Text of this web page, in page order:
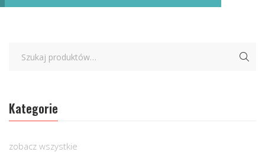
Kategorie
zobacz wszystkie